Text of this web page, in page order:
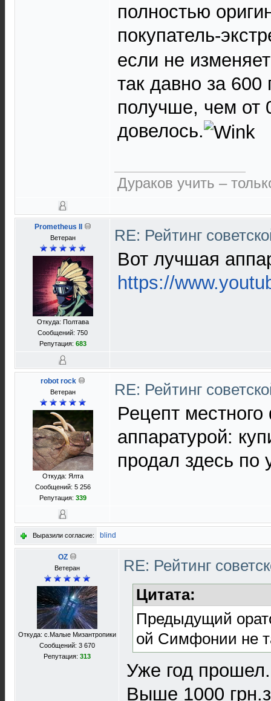
полностью
покупатель-
если не
так давно за
получше, чем от
довелось.
Дураков учить –
Prometheus II
Ветеран
Откуда: Полтава
Сообщений: 750
Репутация: 683
RE: Рейтинг
Вот лучшая
https://
robot rock
Ветеран
Откуда: Ялта
Сообщений: 5 256
Репутация: 339
RE: Рейтинг
Рецепт
аппаратурой:
продал здесь по
Выразили согласие: blind
OZ
Ветеран
Откуда: с.Малые Мизантропики
Сообщений: 3 670
Репутация: 313
RE: Рейтинг
Цитата:
Предыдущий
ой Симфонии не
Уже год
Выше 1000